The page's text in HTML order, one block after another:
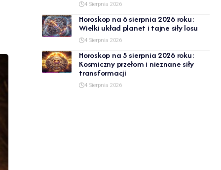
4 Sierpnia 2026
Horoskop na 6 sierpnia 2026 roku:
Wielki układ planet i tajne siły losu
4 Sierpnia 2026
Horoskop na 5 sierpnia 2026 roku:
Kosmiczny przełom i nieznane siły
transformacji
4 Sierpnia 2026